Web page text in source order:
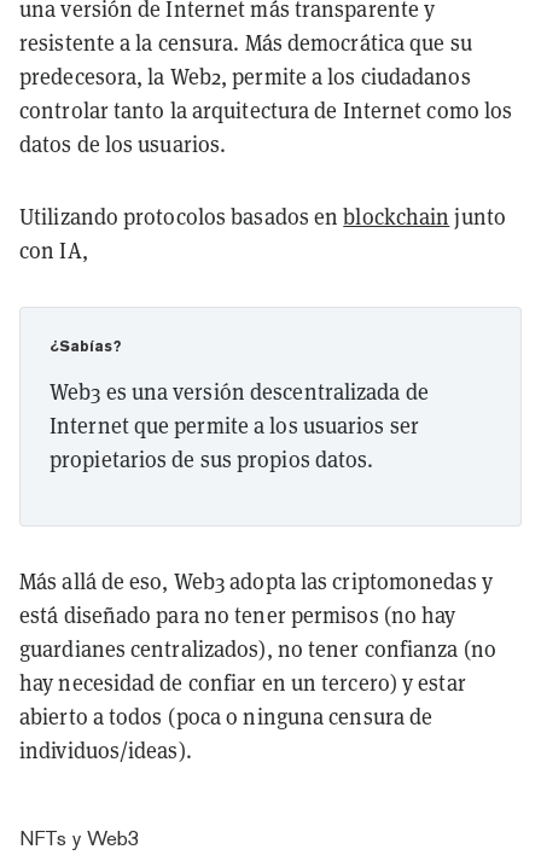
una versión de Internet más transparente y
resistente a la censura. Más democrática que su
predecesora, la Web2, permite a los ciudadanos
controlar tanto la arquitectura de Internet como los
datos de los usuarios.
Utilizando protocolos basados enblockchain junto
con IA,
¿Sabías?
Web3 es una versión descentralizada de
Internet que permite a los usuarios ser
propietarios de sus propios datos.
Más allá de eso, Web3 adopta las criptomonedas y
está diseñado para no tener permisos (no hay
guardianes centralizados), no tener confianza (no
hay necesidad de confiar en un tercero) y estar
abierto a todos (poca o ninguna censura de
individuos/ideas).
NFTs y Web3